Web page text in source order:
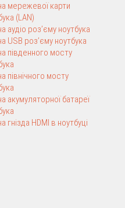
мережевої карти
(LAN)
аудіо роз’єму ноутбука
USB роз’єму ноутбука
південного мосту
північного мосту
акумуляторної батареї
гнізда HDMI в ноутбуці